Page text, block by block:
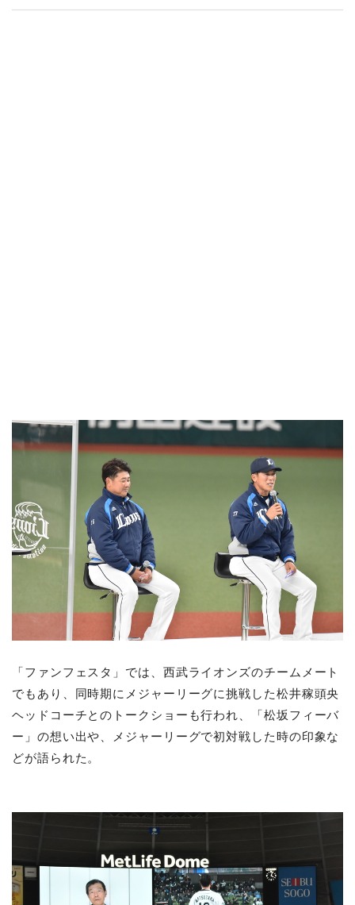
「ファンフェスタ」では、西武ライオンズのチームメート
でもあり、同時期にメジャーリーグに挑戦した松井稼頭央
ヘッドコーチとのトークショーも行われ、「松坂フィーバ
ー」の想い出や、メジャーリーグで初対戦した時の印象な
どが語られた。